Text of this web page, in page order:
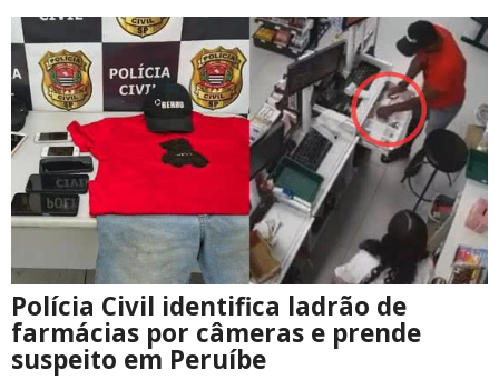
Polícia Civil identifica ladrão de
farmácias por câmeras e prende
suspeito em Peruíbe